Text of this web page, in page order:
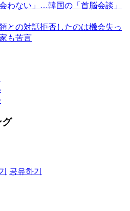
わない」…韓国の「首脳会談」
との対話拒否したのは機会失っ
も苦言
グ
공유하기